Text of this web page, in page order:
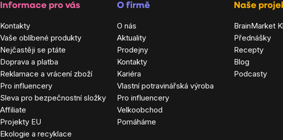
Informace pro vás
Kontakty
Vaše oblíbené produkty
Nejčastěji se ptáte
Doprava a platba
Reklamace a vrácení zboží
Pro influencery
Sleva pro bezpečnostní složky
Affiliate
Projekty EU
Ekologie a recyklace
O firmě
O nás
Aktuality
Prodejny
Kontakty
Kariéra
Vlastní potravinářská výroba
Pro influencery
Velkoobchod
Pomáháme
Naše
BrainMarket
Přednášky
Recepty
Blog
Podcasty